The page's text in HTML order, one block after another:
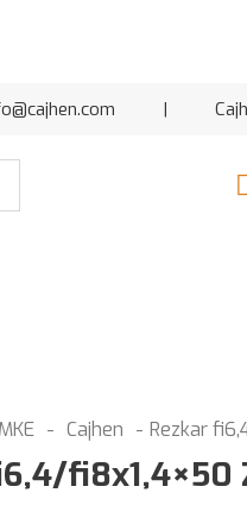
| Cajhen
- Cajhen - Rezkar
fi8x1,4×50